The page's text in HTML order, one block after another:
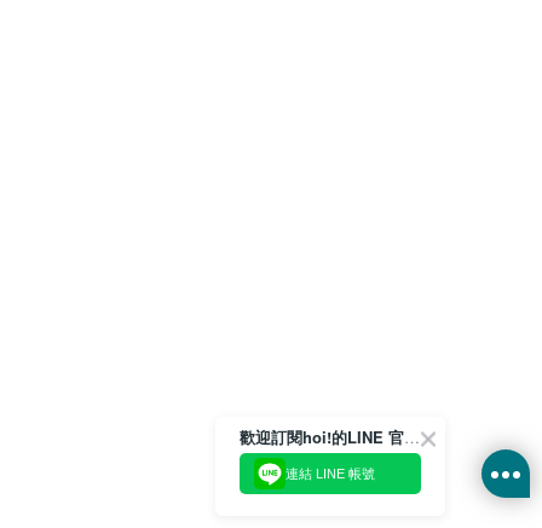
歡迎訂閱hoi!的LINE 官方帳號
連結 LINE 帳號